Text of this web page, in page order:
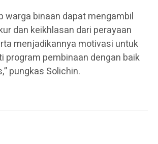
warga binaan dapat mengambil
dan keikhlasan dari perayaan
menjadikannya motivasi untuk
program pembinaan dengan baik
pungkas Solichin.